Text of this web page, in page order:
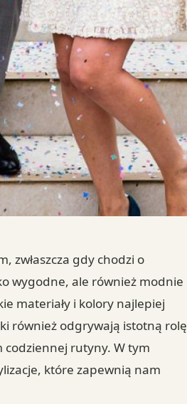
zwłaszcza gdy chodzi o
wygodne, ale również modnie
materiały i kolory najlepiej
również odgrywają istotną rolę
codziennej rutyny. W tym
które zapewnią nam